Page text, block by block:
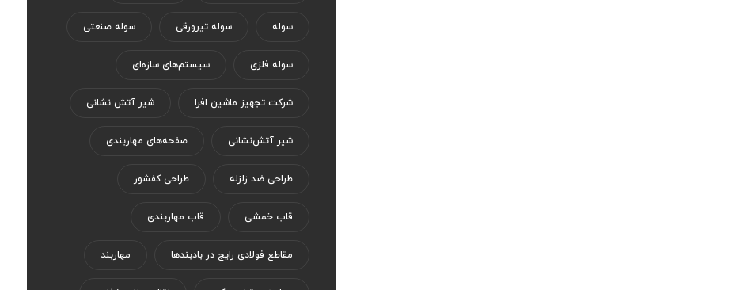
سوله سوله تیرورقی سوله صنعتی
سوله فلزی سیستم‌های سازه‌ای
شرکت تجهیز ماشین افرا شیر آتش نشانی
شیر آتش‌نشانی صفحه‌های مهاربندی
طراحی ضد زلزله طراحی کفشور
قاب خمشی قاب مهاربندی
مقاطع فولادی رایج در بادبندها مهاربند